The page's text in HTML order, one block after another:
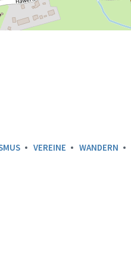
VEREINE WANDERN